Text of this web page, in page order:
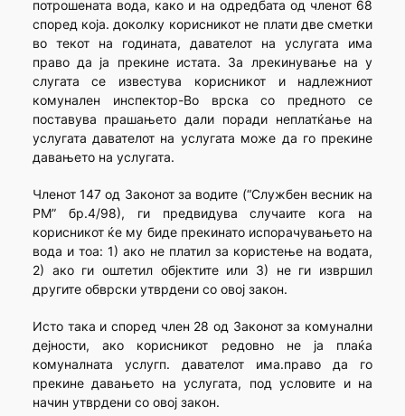
потрошената вода, како и на одредбата од членот 68
според која. доколку корисникот не плати две сметки
во текот на годината, давателот на услугата има
право да ја прекине истата. За лрекинување на у
слугата се известува корисникот и надлежниот
комунален инспектор-Во врска со предното се
поставува прашањето дали поради неплатќање на
услугата давателот на услугата може да го прекине
давањето на услугата.
Членот 147 од Законот за водите (“Службен весник на
РМ” бр.4/98), ги предвидува случаите кога на
корисникот ќе му биде прекинато испорачувањето на
вода и тоа: 1) ако не платил за користење на водата,
2) ако ги оштетил објектите или 3) не ги извршил
другите обврски утврдени со овој закон.
Исто така и според член 28 од Законот за комунални
дејности, ако корисникот редовно не ја плаќа
комуналната услугп. давателот има.право да го
прекине давањето на услугата, под условите и на
начин утврдени со овој закон.